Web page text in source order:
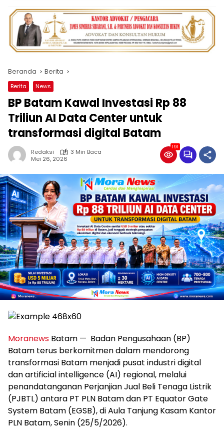
Beranda Berita
Berita News
BP Batam Kawal Investasi Rp 88
Triliun AI Data Center untuk
transformasi digital Batam
Redaksi
3 Min Baca
Mei 26, 2026
191
Moranews Batam — Badan Pengusahaan (BP)
Batam terus berkomitmen dalam mendorong
transformasi Batam menjadi pusat industri digital
dan artificial intelligence (AI) regional, melalui
penandatanganan Perjanjian Jual Beli Tenaga Listrik
(PJBTL) antara PT PLN Batam dan PT Equator Gate
System Batam (EGSB), di Aula Tanjung Kasam Kantor
PLN Batam, Senin (25/5/2026).